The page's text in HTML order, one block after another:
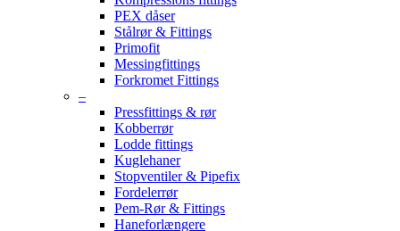
PEX dåser
Stålrør & Fittings
Primofit
Messingfittings
Forkromet Fittings
–
Pressfittings & rør
Kobberrør
Lodde fittings
Kuglehaner
Stopventiler & Pipefix
Fordelerrør
Pem-Rør & Fittings
Haneforlængere